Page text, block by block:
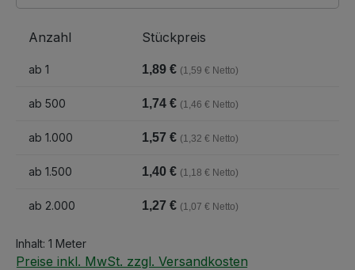
Anzahl Stückpreis
ab 1 1,89 € (1,59 € Netto)
ab 500 1,74 € (1,46 € Netto)
ab 1.000 1,57 € (1,32 € Netto)
ab 1.500 1,40 € (1,18 € Netto)
ab 2.000 1,27 € (1,07 € Netto)
Inhalt: 1 Meter
Preise inkl. MwSt. zzgl. Versandkosten